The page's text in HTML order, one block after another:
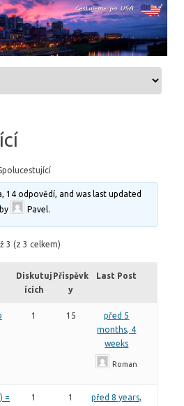
Skip to content
14 odpovědí, and was last updated
by Pavel.
3 (z 3 celkem)
Diskutuj
ících
Příspěvk
y
Last Post
1 15
před 5
months, 4
weeks
Roman
=
1 1
před 8 years,